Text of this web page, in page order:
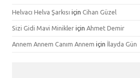
Helvacı Helva Şarkısı için Cihan Güzel
Sizi Gidi Mavi Minikler için Ahmet Demir
Annem Annem Canım Annem için İlayda Gün